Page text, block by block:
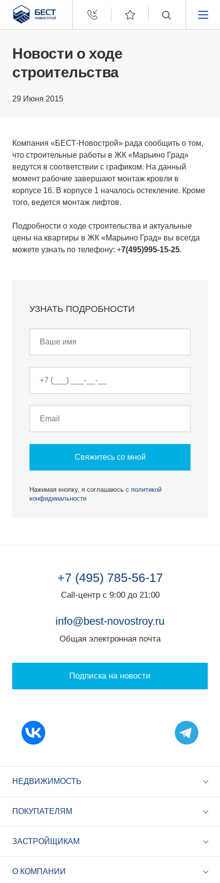
Бест
Новострой
ПОКУПАТЕЛЯМ
ЗАСТРОЙЩИКАМ
+7 (495) 785-56-17
Новости о ходе
строительства
29 Июня 2015
Компания «БЕСТ-Новострой» рада сообщить о том,
что строительные работы в ЖК «Марьино Град»
ведутся в соответствии с графиком. На данный
момент рабочие завершают монтаж кровли в
корпусе 16. В корпусе 1 началось остекление. Кроме
того, ведется монтаж лифтов.
Подробности о ходе строительства и актуальные
цены на квартиры в ЖК «Марьино Град» вы всегда
можете узнать по телефону: +7(495)995-15-25.
УЗНАТЬ ПОДРОБНОСТИ
Свяжитесь со мной
Нажимая кнопку, я соглашаюсь с политикой
конфидииальности
+7 (495) 785-56-17
Call-центр с 9:00 до 21:00
info@best-novostroy.ru
Общая электронная почта
Подписка на новости
НЕДВИЖИМОСТЬ
ПОКУПАТЕЛЯМ
ЗАСТРОЙЩИКАМ
О КОМПАНИИ